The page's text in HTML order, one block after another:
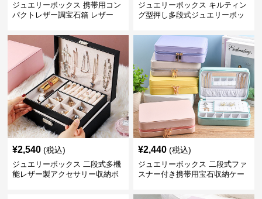
ジュエリーボックス 携帯用コン
パクトレザー調宝石箱 レザー
ジュエリーボックス キルティン
グ型押し多段式ジュエリーボッ
¥2,540 (税込)
ジュエリーボックス 二段式多機
能レザー製アクセサリー収納ボ
¥2,440 (税込)
ジュエリーボックス 二段式ファ
スナー付き携帯用宝石収納ケー